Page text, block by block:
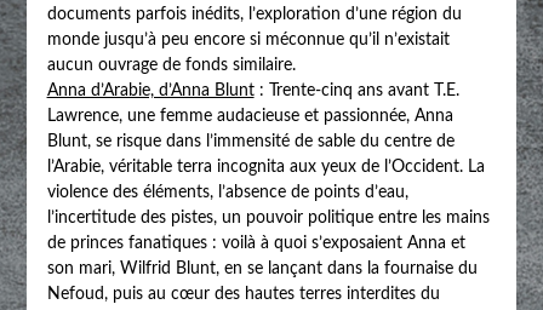
documents parfois inédits, l’exploration d’une région du
monde jusqu’à peu encore si méconnue qu’il n’existait
aucun ouvrage de fonds similaire.
Anna d’Arabie, d’Anna Blunt: Trente-cinq ans avant T.E.
Lawrence, une femme audacieuse et passionnée, Anna
Blunt, se risque dans l’immensité de sable du centre de
l’Arabie, véritable terra incognita aux yeux de l’Occident. La
violence des éléments, l’absence de points d’eau,
l’incertitude des pistes, un pouvoir politique entre les mains
de princes fanatiques : voilà à quoi s’exposaient Anna et
son mari, Wilfrid Blunt, en se lançant dans la fournaise du
Nefoud, puis au cœur des hautes terres interdites du